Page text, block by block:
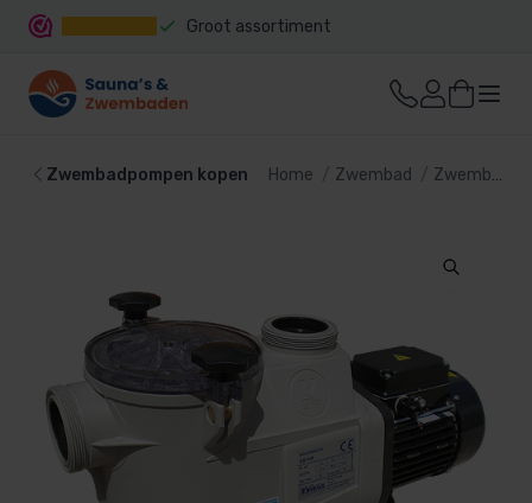
Groot assortiment
Zwembadpompen kopen Home Zwembad Zwembadpomp en filter